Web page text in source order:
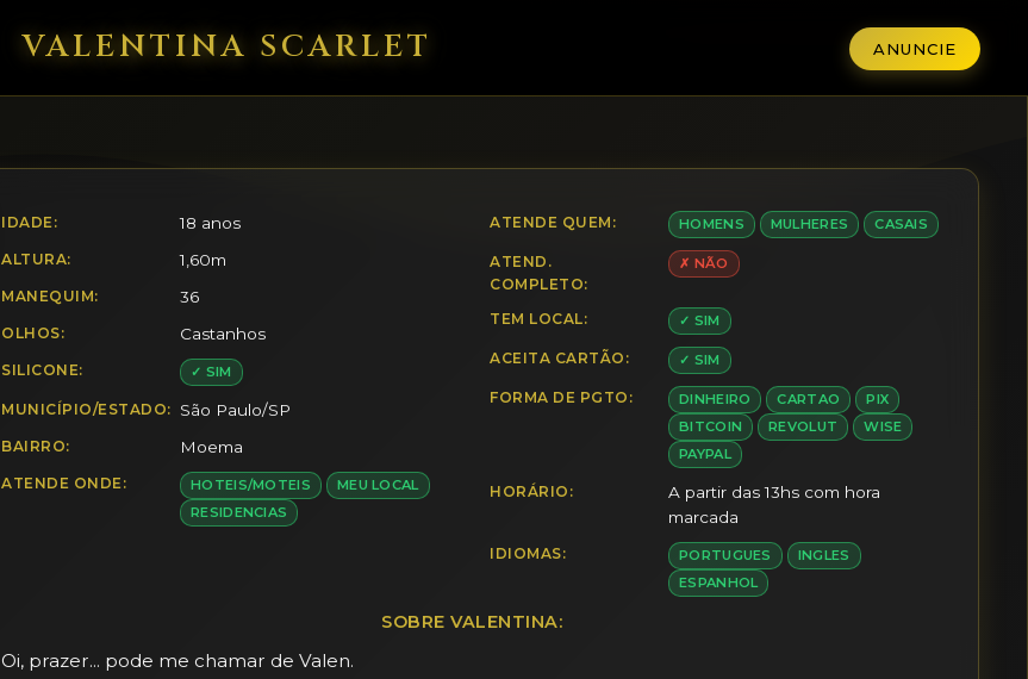
VALENTINA SCARLET ANUNCIE
IDADE: 18 anos
ALTURA: 1,60m
MANEQUIM: 36
OLHOS: Castanhos
SILICONE: ✓ SIM
MUNICÍPIO/ESTADO: São Paulo/SP
BAIRRO: Moema
ATENDE ONDE: HOTEIS/MOTEIS
MEU LOCAL
RESIDENCIAS
ATENDE QUEM: HOMENS MULHERES CASAIS
ATEND.
COMPLETO:
✗ NÃO
TEM LOCAL: ✓ SIM
ACEITA CARTÃO: ✓ SIM
FORMA DE PGTO: DINHEIRO CARTAO
PIX
BITCOIN
REVOLUT
WISE
PAYPAL
HORÁRIO:
A partir das 13hs com hora
marcada
IDIOMAS: PORTUGUES
INGLES
ESPANHOL
SOBRE VALENTINA:
Oi, prazer... pode me chamar de Valen.